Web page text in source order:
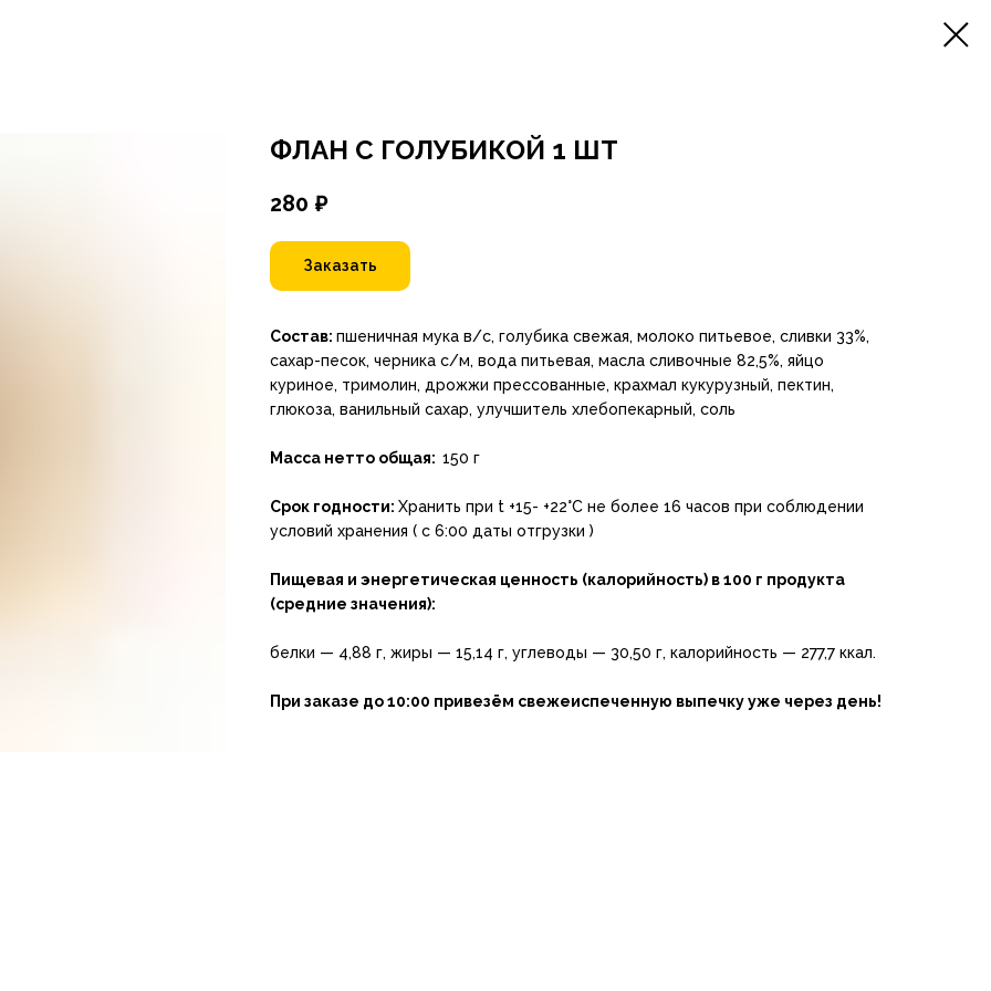
ФЛАН С ГОЛУБИКОЙ 1 ШТ
280 ₽
Заказать
Состав: пшеничная мука в/с, голубика свежая, молоко питьевое, сливки 33%,
сахар-песок, черника с/м, вода питьевая, масла сливочные 82,5%, яйцо
куриное, тримолин, дрожжи прессованные, крахмал кукурузный, пектин,
глюкоза, ванильный сахар, улучшитель хлебопекарный, соль
Масса нетто общая: 150 г
Срок годности: Хранить при t +15- +22°С не более 16 часов при соблюдении
условий хранения ( с 6:00 даты отгрузки )
Пищевая и энергетическая ценность (калорийность) в 100 г продукта
(средние значения):
белки — 4,88 г, жиры — 15,14 г, углеводы — 30,50 г, калорийность — 277,7 ккал.
При заказе до 10:00 привезём свежеиспеченную выпечку уже через день!